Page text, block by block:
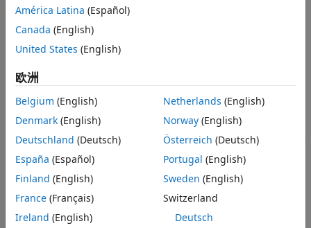
最小二乘
线性最小二乘
optim.coder.infbound
本页内容
描述
示例
输入参量
扩展功能
版本历史记录
bnd = optim.coder.infbound(sz)
bnd = optim.coder.infbound(
bnd = optim.coder.infbound(
创建用于代码生成的无限边界。
表示不支持Inf的代码生成目标的无限边界。
bnd = optim.coder.infbound( sz) 返回与参量
大小相同的无限
边界数组。如果
是标量，则返回数组的大小为 x sz
示例
= optim.coder.infbound(
n1xn2 x...xnt的无限边界数组，包含标量值n1
América Latina (Español)
Canada (English)
United States (English)
欧洲
Belgium (English)
Denmark (English)
Deutschland (Deutsch)
España (Español)
Finland (English)
France (Français)
Ireland (English)
Netherlands (English)
Norway(English)
Österreich (Deutsch)
Portugal (English)
Sweden (English)
Switzerland
Deutsch